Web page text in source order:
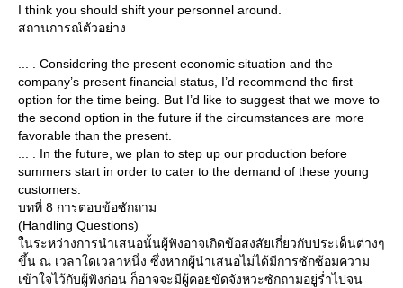
I think you should shift your personnel around.
สถานการณ์ตัวอย่าง
... . Considering the present economic situation and the
company’s present financial status, I’d recommend the first
option for the time being. But I’d like to suggest that we move to
the second option in the future if the circumstances are more
favorable than the present.
... . In the future, we plan to step up our production before
summers start in order to cater to the demand of these young
customers.
บทที่ 8 การตอบข้อซักถาม
(Handling Questions)
นระหว่างการนำเสนอนั้นผู้ฟังอาจเกิดข้อสงสัยเกี่ยวกับประเด็นต่างๆ
ขึ้น ณ เวลาใดเวลาหนึ่ง ซึ่งหากผู้นำเสนอไม่ได้มีการซักซ้อมความ
เข้าใจไว้กับผู้ฟังก่อน ก็อาจจะมีผู้คอยขัดจังหวะซักถามอยู่ร่ำไปจน